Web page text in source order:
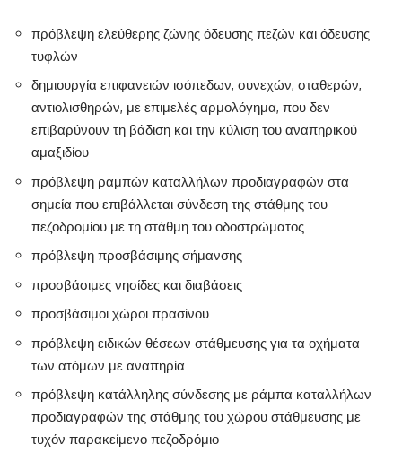
πρόβλεψη ελεύθερης ζώνης όδευσης πεζών και όδευσης
τυφλών
δημιουργία επιφανειών ισόπεδων, συνεχών, σταθερών,
αντιολισθηρών, με επιμελές αρμολόγημα, που δεν
επιβαρύνουν τη βάδιση και την κύλιση του αναπηρικού
αμαξιδίου
πρόβλεψη ραμπών καταλλήλων προδιαγραφών στα
σημεία που επιβάλλεται σύνδεση της στάθμης του
πεζοδρομίου με τη στάθμη του οδοστρώματος
πρόβλεψη προσβάσιμης σήμανσης
προσβάσιμες νησίδες και διαβάσεις
προσβάσιμοι χώροι πρασίνου
πρόβλεψη ειδικών θέσεων στάθμευσης για τα οχήματα
των ατόμων με αναπηρία
πρόβλεψη κατάλληλης σύνδεσης με ράμπα καταλλήλων
προδιαγραφών της στάθμης του χώρου στάθμευσης με
τυχόν παρακείμενο πεζοδρόμιο